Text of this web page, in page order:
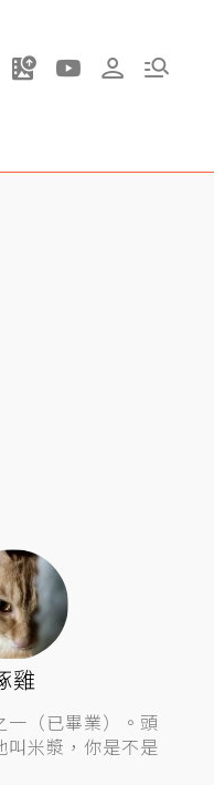
雞
一（已畢業）。頭
叫米漿，你是不是